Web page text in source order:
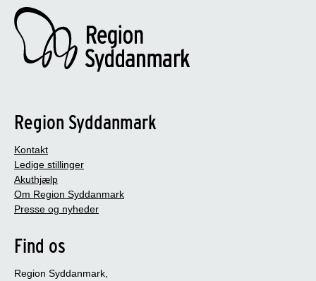
Region Syddanmark
Kontakt
Ledige stillinger
Akuthjælp
Om Region Syddanmark
Presse og nyheder
Find os
Region Syddanmark,